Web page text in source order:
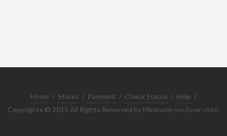
Home / Stores / Payment / Check Status / Help /
Copyrights © 2015 All Rights Reserved by Minimore (ทะเบียนพาณิชย์)